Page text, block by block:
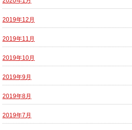
2019年12月
2019年11月
2019年10月
2019年9月
2019年8月
2019年7月